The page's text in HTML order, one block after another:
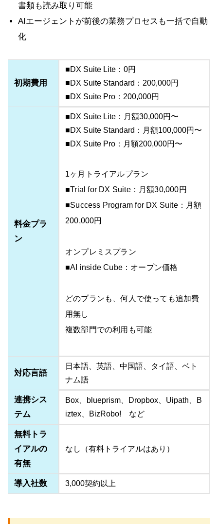
書類も読み取り可能
AIエージェントが前後の業務プロセスも一括で自動
化
初期費用
■DX Suite Lite：0円
■DX Suite Standard：200,000円
■DX Suite Pro：200,000円
料金プラ
ン
■DX Suite Lite：月額30,000円〜
■DX Suite Standard：月額100,000円〜
■DX Suite Pro：月額200,000円〜
1ヶ月トライアルプラン
■Trial for DX Suite：月額30,000円
■Success Program for DX Suite：月額
200,000円
オンプレミスプラン
■AI inside Cube：オープン価格
どのプランも、何人で使っても追加費
用無し
複数部門での利用も可能
対応言語
日本語、英語、中国語、タイ語、ベト
ナム語
連携シス
テム
Box、blueprism、Dropbox、Uipath、B
iztex、BizRobo! など
無料トラ
イアルの
有無
なし（有料トライアルはあり）
導入社数 3,000契約以上